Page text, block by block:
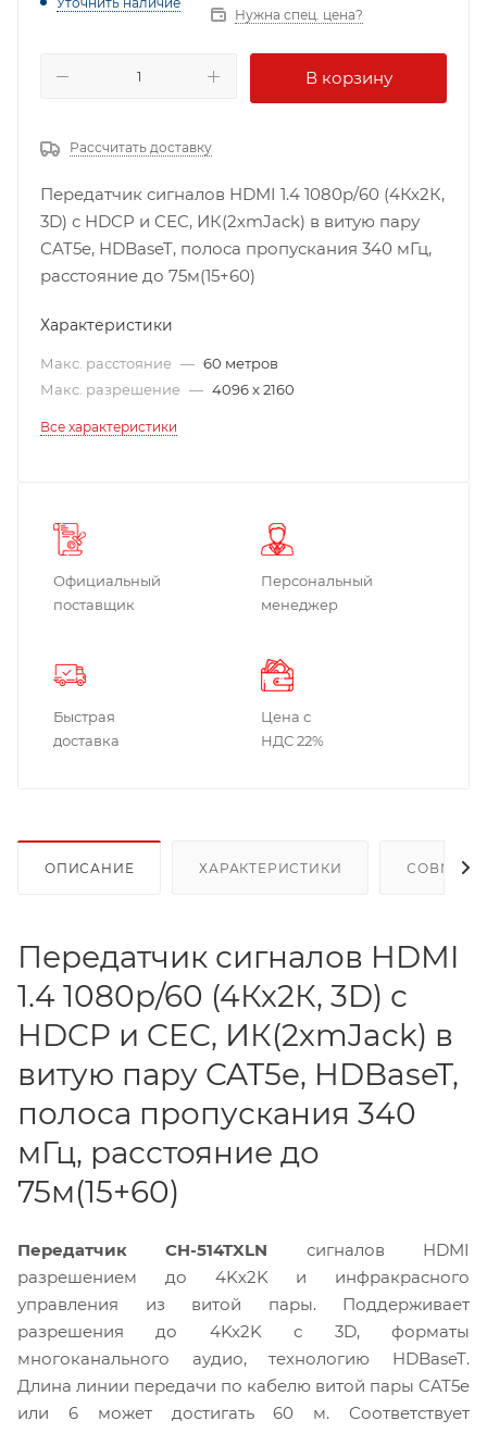
Нужна спец. цена?
В корзину
Рассчитать доставку
Передатчик сигналов HDMI 1.4 1080p/60 (4Кх2К,
3D) с HDCP и CEC, ИК(2хmJack) в витую пару
CAT5e, HDBaseT, полоса пропускания 340 мГц,
расстояние до 75м(15+60)
Характеристики
Макс. расстояние — 60 метров
Макс. разрешение — 4096 x 2160
Все характеристики
Официальный
поставщик
Персональный
менеджер
Быстрая
доставка
Цена с
НДС 22%
ОПИСАНИЕ ХАРАКТЕРИСТИКИ
Передатчик сигналов HDMI
1.4 1080p/60 (4Кх2К, 3D) с
HDCP и CEC, ИК(2хmJack) в
витую пару CAT5e, HDBaseT,
полоса пропускания 340
мГц, расстояние до
75м(15+60)
Передатчик CH-514TXLN сигналов HDMI
разрешением до 4Kх2K и инфракрасного
управления из витой пары. Поддерживает
разрешения до 4Kx2K с 3D, форматы
многоканального аудио, технологию HDBaseT.
Длина линии передачи по кабелю витой пары CAT5e
или 6 может достигать 60 м. Соответствует